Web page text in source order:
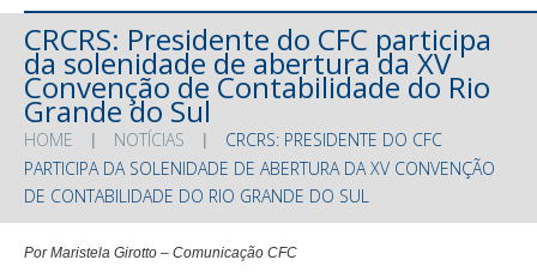
CRCRS: Presidente do CFC participa
da solenidade de abertura da XV
Convenção de Contabilidade do Rio
Grande do Sul
HOME NOTÍCIAS
CRCRS: PRESIDENTE DO CFC
PARTICIPA DA SOLENIDADE DE ABERTURA DA XV CONVENÇÃO
DE CONTABILIDADE DO RIO GRANDE DO SUL
Por Maristela Girotto – Comunicação CFC